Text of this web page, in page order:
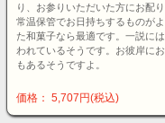
り、お参りいただいた方にお配
常温保管でお日持ちするものが
た和菓子なら最適です。一説に
われているそうです。お彼岸に
もあるそうですよ。
価格： 5,707円(税込)